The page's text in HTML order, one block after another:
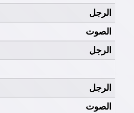
الرجل
الصوت
الرجل
الرجل
الصوت